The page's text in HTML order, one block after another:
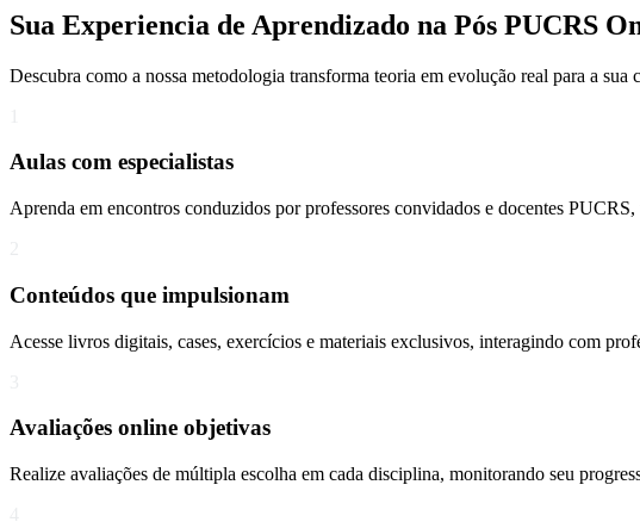
Sua Experiencia de Aprendizado na Pós PUCRS
Descubra como a nossa metodologia transforma teoria em evolução real para a sua
Aulas com especialistas
Aprenda em encontros conduzidos por professores convidados e docentes
Conteúdos que impulsionam
Acesse livros digitais, cases, exercícios e materiais exclusivos, interagindo com
Avaliações online objetivas
Realize avaliações de múltipla escolha em cada disciplina, monitorando seu